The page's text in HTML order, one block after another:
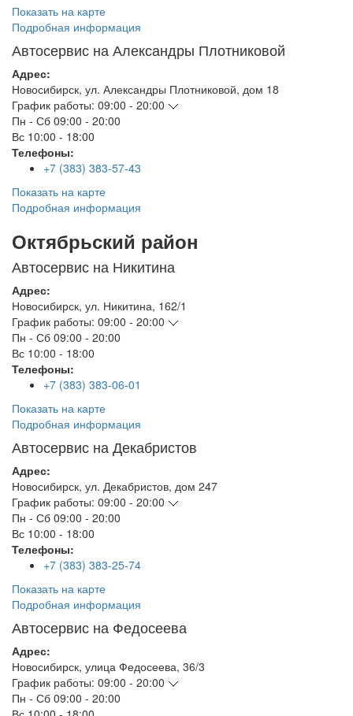
Показать на карте
Подробная информация
Автосервис на Александры Плотниковой
Адрес:
Новосибирск, ул. Александры Плотниковой, дом 18
График работы: 09:00 - 20:00
Пн - Сб 09:00 - 20:00
Вс 10:00 - 18:00
Телефоны:
+7 (383) 383-57-43
Показать на карте
Подробная информация
Октябрьский район
Автосервис на Никитина
Адрес:
Новосибирск, ул. Никитина, 162/1
График работы: 09:00 - 20:00
Пн - Сб 09:00 - 20:00
Вс 10:00 - 18:00
Телефоны:
+7 (383) 383-06-01
Показать на карте
Подробная информация
Автосервис на Декабристов
Адрес:
Новосибирск, ул. Декабристов, дом 247
График работы: 09:00 - 20:00
Пн - Сб 09:00 - 20:00
Вс 10:00 - 18:00
Телефоны:
+7 (383) 383-25-74
Показать на карте
Подробная информация
Автосервис на Федосеева
Адрес:
Новосибирск, улица Федосеева, 36/3
График работы: 09:00 - 20:00
Пн - Сб 09:00 - 20:00